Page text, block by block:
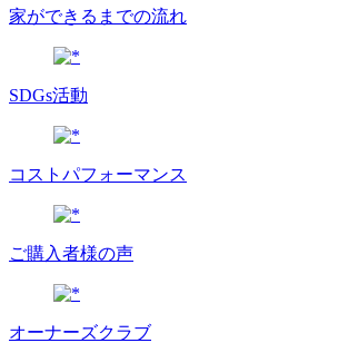
家ができるまでの流れ
SDGs活動
コストパフォーマンス
ご購入者様の声
オーナーズクラブ